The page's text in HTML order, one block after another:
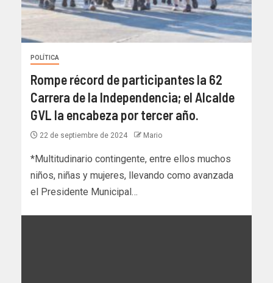
POLÍTICA
Rompe récord de participantes la 62
Carrera de la Independencia; el Alcalde
GVL la encabeza por tercer año.
22 de septiembre de 2024 Mario
*Multitudinario contingente, entre ellos muchos
niños, niñas y mujeres, llevando como avanzada
el Presidente Municipal…